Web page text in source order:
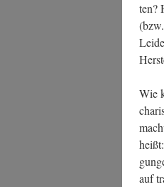
ten?
Wie
auf